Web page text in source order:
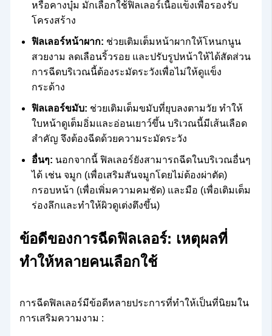
หรือคางบุ๋ม มักเลือกใช้ฟิลเลอร์เนื้อแข็งเพื่อรองรับ
โครงสร้าง
ฟิลเลอร์หน้าผาก: ช่วยเติมเต็มหน้าผากให้โหนกนูน
สวยงาม ลดเลือนริ้วรอย และปรับรูปหน้าให้ได้สัดส่วน
การฉีดบริเวณนี้ต้องระมัดระวังเพื่อไม่ให้ดูแข็ง
กระด้าง
ฟิลเลอร์ขมับ: ช่วยเติมเต็มขมับที่ยุบลงตามวัย ทำให้
ใบหน้าดูเต็มอิ่มและอ่อนเยาว์ขึ้น บริเวณนี้มีเส้นเลือด
สำคัญ จึงต้องฉีดด้วยความระมัดระวัง
อื่นๆ: นอกจากนี้ ฟิลเลอร์ยังสามารถฉีดในบริเวณอื่นๆ
ได้ เช่น จมูก (เพื่อเสริมสันจมูกโดยไม่ต้องผ่าตัด)
กรอบหน้า (เพื่อเพิ่มความคมชัด) และมือ (เพื่อเติมเต็ม
ร่องลึกและทำให้ผิวดูเต่งตึงขึ้น)
ข้อดีของการฉีดฟิลเลอร์: เหตุผลที่
ทำให้หลายคนเลือกใช้
การฉีดฟิลเลอร์มีข้อดีหลายประการที่ทำให้เป็นที่นิยมใน
การเสริมความงาม :